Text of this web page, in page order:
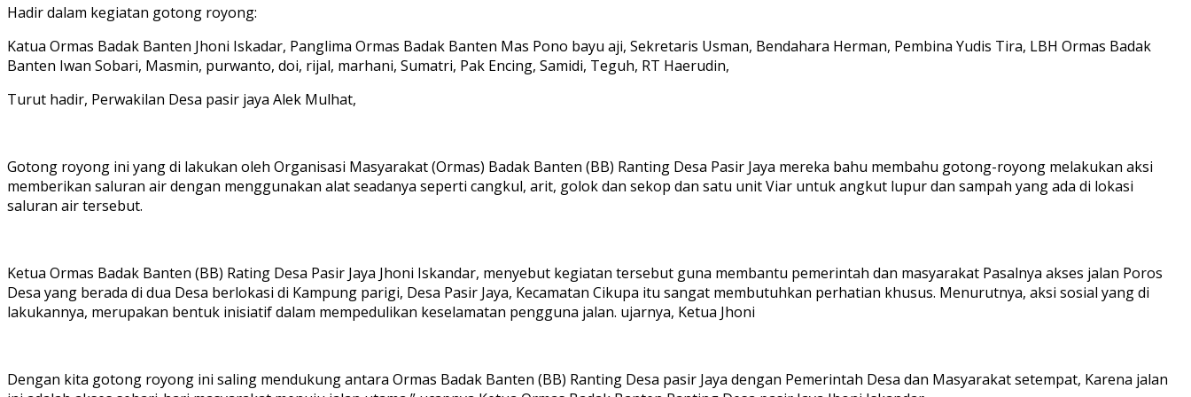
Hadir dalam kegiatan gotong royong:
Katua Ormas Badak Banten Jhoni Iskadar, Panglima Ormas Badak Banten Mas Pono bayu aji, Sekretaris Usman, Bendahara Herman, Pembina Yudis Tira, LBH Ormas Badak
Banten Iwan Sobari, Masmin, purwanto, doi, rijal, marhani, Sumatri, Pak Encing, Samidi, Teguh, RT Haerudin,
Turut hadir, Perwakilan Desa pasir jaya Alek Mulhat,
Gotong royong ini yang di lakukan oleh Organisasi Masyarakat (Ormas) Badak Banten (BB) Ranting Desa Pasir Jaya mereka bahu membahu gotong-royong melakukan aksi
memberikan saluran air dengan menggunakan alat seadanya seperti cangkul, arit, golok dan sekop dan satu unit Viar untuk angkut lupur dan sampah yang ada di lokasi
saluran air tersebut.
Ketua Ormas Badak Banten (BB) Rating Desa Pasir Jaya Jhoni Iskandar, menyebut kegiatan tersebut guna membantu pemerintah dan masyarakat Pasalnya akses jalan Poros
Desa yang berada di dua Desa berlokasi di Kampung parigi, Desa Pasir Jaya, Kecamatan Cikupa itu sangat membutuhkan perhatian khusus. Menurutnya, aksi sosial yang di
lakukannya, merupakan bentuk inisiatif dalam mempedulikan keselamatan pengguna jalan. ujarnya, Ketua Jhoni
Dengan kita gotong royong ini saling mendukung antara Ormas Badak Banten (BB) Ranting Desa pasir Jaya dengan Pemerintah Desa dan Masyarakat setempat, Karena jalan